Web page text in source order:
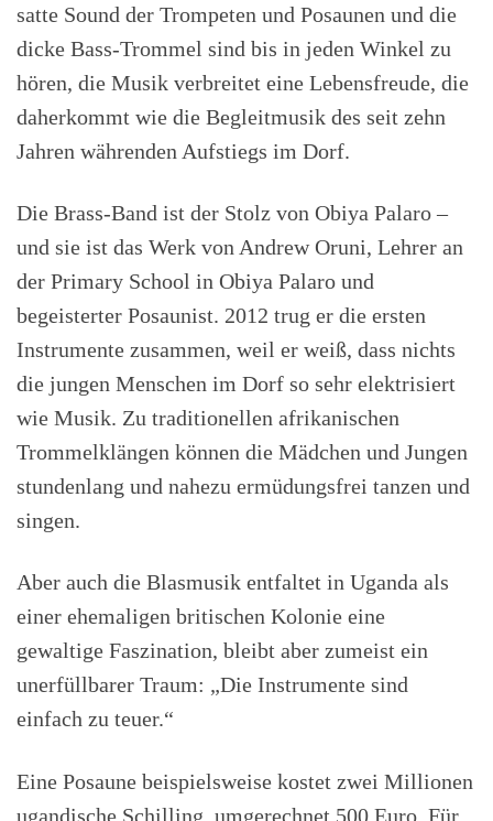
satte Sound der Trompeten und Posaunen und die
dicke Bass-Trommel sind bis in jeden Winkel zu
hören, die Musik verbreitet eine Lebensfreude, die
daherkommt wie die Begleitmusik des seit zehn
Jahren währenden Aufstiegs im Dorf.
Die Brass-Band ist der Stolz von Obiya Palaro –
und sie ist das Werk von Andrew Oruni, Lehrer an
der Primary School in Obiya Palaro und
begeisterter Posaunist. 2012 trug er die ersten
Instrumente zusammen, weil er weiß, dass nichts
die jungen Menschen im Dorf so sehr elektrisiert
wie Musik. Zu traditionellen afrikanischen
Trommelklängen können die Mädchen und Jungen
stundenlang und nahezu ermüdungsfrei tanzen und
singen.
Aber auch die Blasmusik entfaltet in Uganda als
einer ehemaligen britischen Kolonie eine
gewaltige Faszination, bleibt aber zumeist ein
unerfüllbarer Traum: „Die Instrumente sind
einfach zu teuer.“
Eine Posaune beispielsweise kostet zwei Millionen
ugandische Schilling, umgerechnet 500 Euro. Für